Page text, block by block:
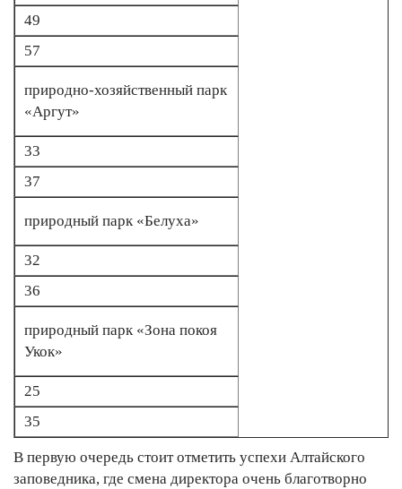
49
57
природно-хозяйственный парк
«Аргут»
33
37
природный парк «Белуха»
32
36
природный парк «Зона покоя
Укок»
25
35
В первую очередь стоит отметить успехи Алтайского
заповедника, где смена директора очень благотворно